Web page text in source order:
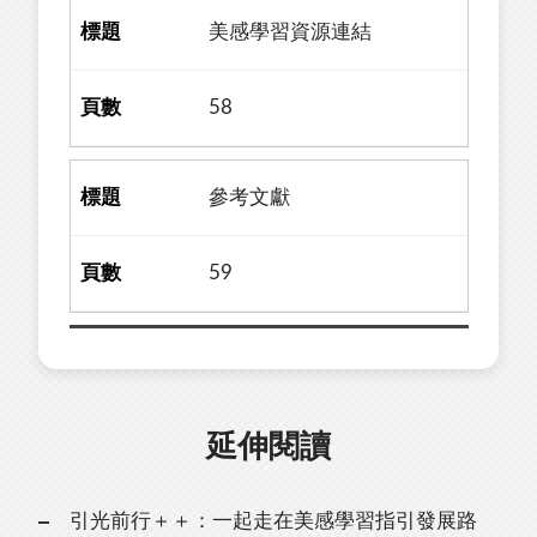
美感學習資源連結
58
參考文獻
59
延伸閱讀
引光前行＋＋：一起走在美感學習指引發展路